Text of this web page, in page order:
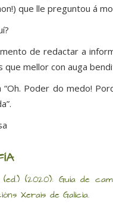
que lle preguntou á
de redactar a
que mellor con auga
“Oh. Poder do medo!
(ed.) (2020): Guía de
Xerais de Galicia.